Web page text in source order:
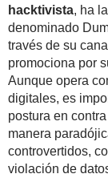
hacktivista, ha
denominado
través de su
promociona por
Aunque opera
digitales, es
postura en
manera
controvertidos,
violación de